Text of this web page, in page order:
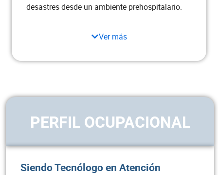
Prácticas en instituciones –
desastres desde un ambiente prehospitalario.
Ver más
Siendo Tecnólogo en Atención
PERFIL OCUPACIONAL